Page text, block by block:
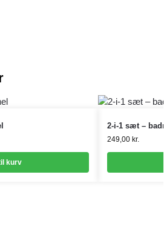
kurv
2-i-1 sæt –
249,00 kr.